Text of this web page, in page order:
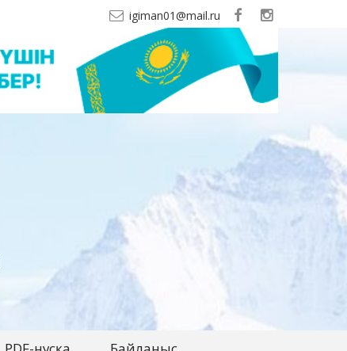
igiman01@mail.ru